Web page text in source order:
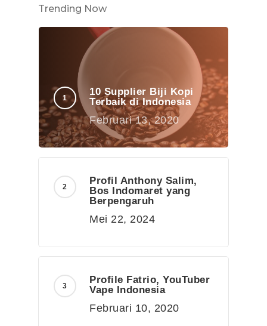
Trending Now
10 Supplier Biji Kopi
Terbaik di Indonesia
Februari 13, 2020
Profil Anthony Salim,
Bos Indomaret yang
Berpengaruh
Mei 22, 2024
Profile Fatrio, YouTuber
Vape Indonesia
Februari 10, 2020